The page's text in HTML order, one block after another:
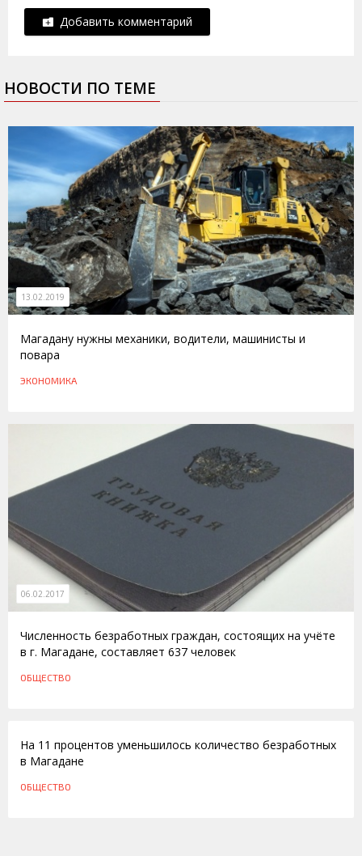
Добавить комментарий
НОВОСТИ ПО ТЕМЕ
13.02.2019
Магадану нужны механики, водители, машинисты и
повара
ЭКОНОМИКА
06.02.2017
Численность безработных граждан, состоящих на учёте
в г. Магадане, составляет 637 человек
ОБЩЕСТВО
На 11 процентов уменьшилось количество безработных
в Магадане
ОБЩЕСТВО